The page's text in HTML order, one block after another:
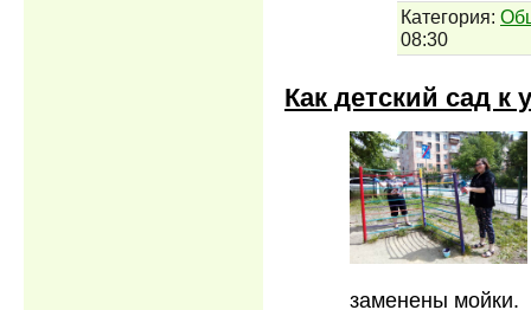
Категория:
08:30
Как детский сад к
заменены мойки.